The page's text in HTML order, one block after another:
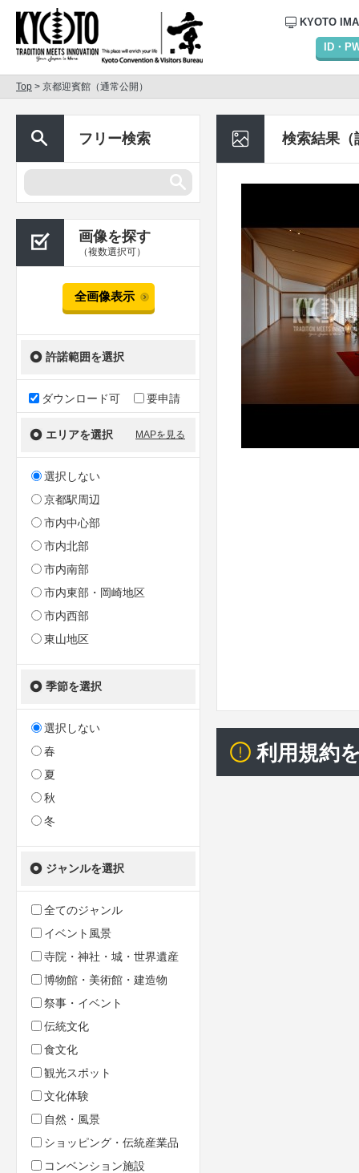
KYOTO
ID・
Top > 京都迎賓館（通常公開）
フリー検索
画像を探す
（複数選択可）
全画像表示
許諾範囲を選択
ダウンロード可 要申請
エリアを選択 MAPを見る
選択しない
京都駅周辺
市内中心部
市内北部
市内南部
市内東部・岡崎地区
市内西部
東山地区
季節を選択
選択しない
春
夏
秋
冬
ジャンルを選択
全てのジャンル
イベント風景
寺院・神社・城・世界遺産
博物館・美術館・建造物
祭事・イベント
伝統文化
食文化
観光スポット
文化体験
自然・風景
ショッピング・伝統産業品
コンベンション施設
検索結果（
利用規約